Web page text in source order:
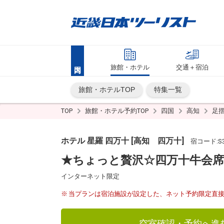
旅館・ホテル 交通＋宿泊
旅館・ホテルTOP 特集一覧
TOP 旅館・ホテル予約TOP 四国 高知 足
ホテル 星羅 四万十 [高知 四万十] 宿コード
★ちょっと贅沢☆四万十牛会
インターネット限定
当プランは宿泊施設が設定した、ネット予約限定直